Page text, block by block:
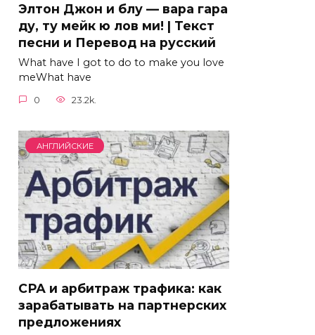
Элтон Джон и блу — вара гара
ду, ту мейк ю лов ми! | Текст
песни и Перевод на русский
What have I got to do to make you love
meWhat have
0 23.2k.
АНГЛИЙСКИЕ
СРА и арбитраж трафика: как
зарабатывать на партнерских
предложениях